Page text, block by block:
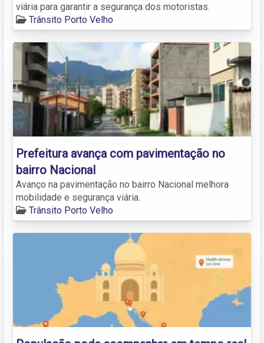
viária para garantir a segurança dos motoristas.
Trânsito Porto Velho
Prefeitura avança com pavimentação no
bairro Nacional
Avanço na pavimentação no bairro Nacional melhora
mobilidade e segurança viária.
Trânsito Porto Velho